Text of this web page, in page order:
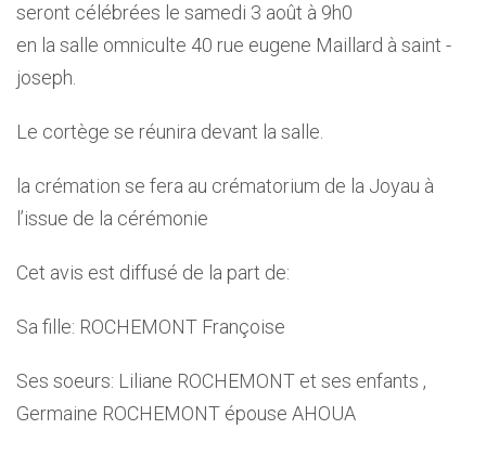
seront célébrées le samedi 3 août à 9h0
en la salle omniculte 40 rue eugene Maillard à saint -
joseph.
Le cortège se réunira devant la salle.
la crémation se fera au crématorium de la Joyau à
l’issue de la cérémonie
Cet avis est diffusé de la part de:
Sa fille: ROCHEMONT Françoise
Ses soeurs: Liliane ROCHEMONT et ses enfants ,
Germaine ROCHEMONT épouse AHOUA